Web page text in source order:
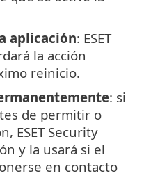
aplicación: ESET
la acción
reinicio.
: si
de permitir o
ESET Security
y la usará si el
en contacto